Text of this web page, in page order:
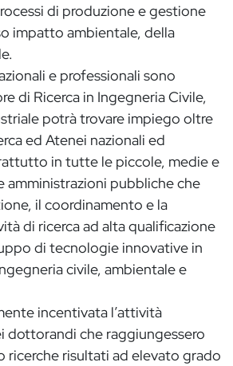
di produzione e gestione
impatto ambientale, della
e professionali sono
di Ricerca in Ingegneria Civile,
potrà trovare impiego oltre
ed Atenei nazionali ed
in tutte le piccole, medie e
amministrazioni pubbliche che
il coordinamento e la
di ricerca ad alta qualificazione
di tecnologie innovative in
civile, ambientale e
incentivata l’attività
dottorandi che raggiungessero
ricerche risultati ad elevato grado